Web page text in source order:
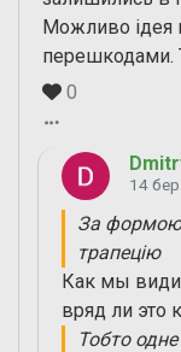
Можливо ідея
перешкодами.
0
14
За формою
трапецію
Как мы
вряд ли это
Тобто